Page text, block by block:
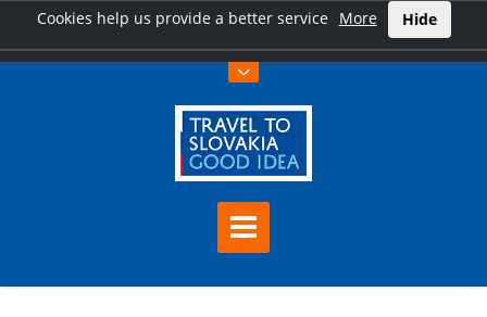
Cookies help us provide a better service More Hide
Sitno-ra (1009 m.n.m.) - Selmeci-hegyek